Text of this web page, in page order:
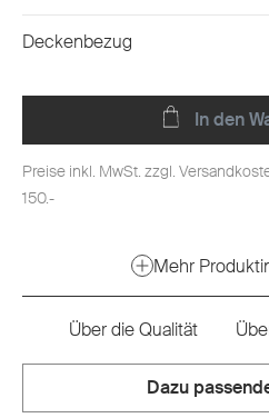
Deckenbezug
In den
Preise inkl. MwSt. zzgl.
150.-
Mehr
Über die Qualität
Dazu